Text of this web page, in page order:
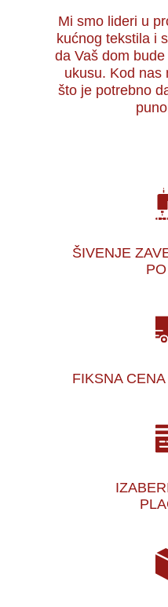
Mi smo lideri u
kućnog tekstila i
da Vaš dom
ukusu. Kod nas
što je potrebno
ŠIVENJE
FIKSNA CENA